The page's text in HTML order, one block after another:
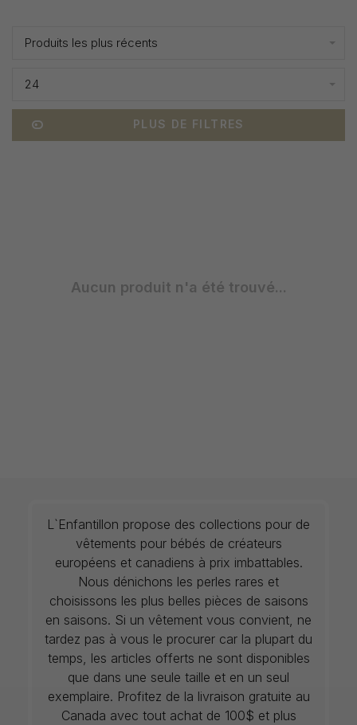
Produits les plus récents
24
PLUS DE FILTRES
Aucun produit n'a été trouvé...
L`Enfantillon propose des collections pour de
vêtements pour bébés de créateurs
européens et canadiens à prix imbattables.
Nous dénichons les perles rares et
choisissons les plus belles pièces de saisons
en saisons. Si un vêtement vous convient, ne
tardez pas à vous le procurer car la plupart du
temps, les articles offerts ne sont disponibles
que dans une seule taille et en un seul
exemplaire. Profitez de la livraison gratuite au
Canada avec tout achat de 100$ et plus